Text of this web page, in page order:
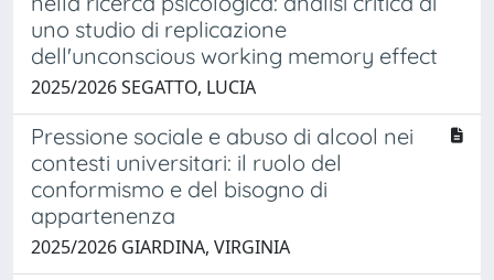
uno studio di replicazione
dell'unconscious working memory effect
2025/2026 SEGATTO, LUCIA
Pressione sociale e abuso di alcool nei
contesti universitari: il ruolo del
conformismo e del bisogno di
appartenenza
2025/2026 GIARDINA, VIRGINIA